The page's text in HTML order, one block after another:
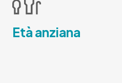
Età anziana